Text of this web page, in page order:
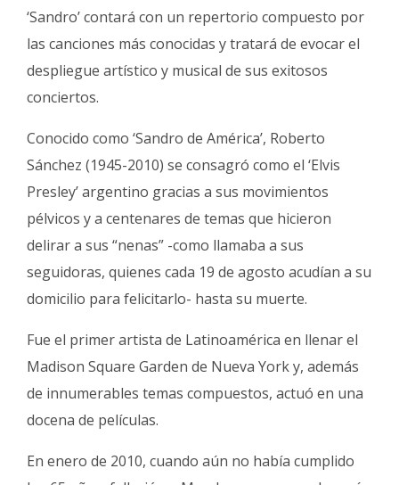
‘Sandro’ contará con un repertorio compuesto por
las canciones más conocidas y tratará de evocar el
despliegue artístico y musical de sus exitosos
conciertos.
Conocido como ‘Sandro de América’, Roberto
Sánchez (1945-2010) se consagró como el ‘Elvis
Presley’ argentino gracias a sus movimientos
pélvicos y a centenares de temas que hicieron
delirar a sus “nenas” -como llamaba a sus
seguidoras, quienes cada 19 de agosto acudían a su
domicilio para felicitarlo- hasta su muerte.
Fue el primer artista de Latinoamérica en llenar el
Madison Square Garden de Nueva York y, además
de innumerables temas compuestos, actuó en una
docena de películas.
En enero de 2010, cuando aún no había cumplido